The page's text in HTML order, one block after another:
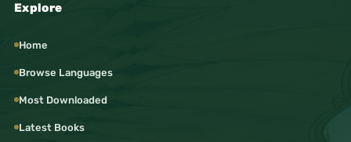
Explore
Home
Browse Languages
Most Downloaded
Latest Books